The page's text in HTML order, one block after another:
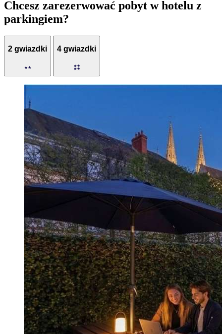
Chcesz zarezerwować pobyt w hotelu z
parkingiem?
2 gwiazdki 4 gwiazdki